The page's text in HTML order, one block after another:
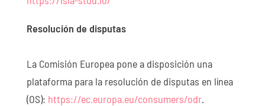
Resolución de disputas
La Comisión Europea pone a disposición una
plataforma para la resolución de disputas en línea
(OS): https://ec.europa.eu/consumers/odr.